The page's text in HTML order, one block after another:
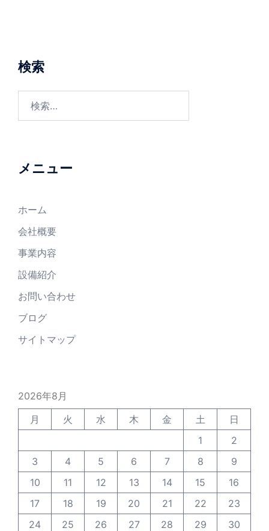
検索
メニュー
ホーム
会社概要
事業内容
設備紹介
お問い合わせ
ブログ
サイトマップ
2026年8月
月
火 水 木 金 土
日
1
2
3
4 5 6 7 8
9
10
11 12 13 14 15
16
17
18 19 20 21 22
23
24
25 26 27 28 29
30